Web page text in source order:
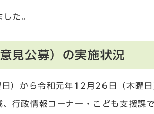
た。
見公募）の実施状況
）から令和元年12月26日（木曜日
行政情報コーナー・こども支援課